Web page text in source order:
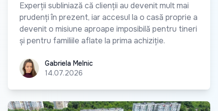
Experții subliniază că clienții au devenit mult mai
prudenți în prezent, iar accesul la o casă proprie a
devenit o misiune aproape imposibilă pentru tineri
și pentru familiile aflate la prima achiziție.
Gabriela Melnic
Gabriela Melnic
14.07.2026